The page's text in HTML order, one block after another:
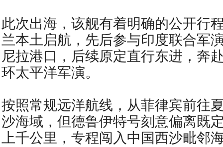
此次出海，该舰有着明确的公开行
兰本土启航，先后参与印度联合军
尼拉港口，后续原定直行东进，奔
环太平洋军演。
按照常规远洋航线，从菲律宾前往
沙海域，但德鲁伊特号刻意偏离既
上千公里，专程闯入中国西沙毗邻